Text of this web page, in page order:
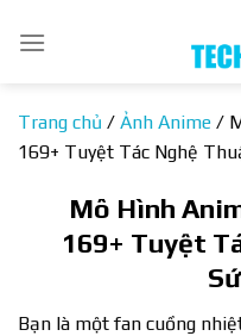
qua
Trang chủ / Ảnh Anime /
169+ Tuyệt Tác Nghệ
Mô Hình
169+ Tuyệt
Bạn là một fan cuồng